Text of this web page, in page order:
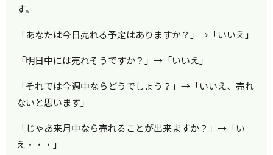
す。
「あなたは今日売れる予定はありますか？」→「いいえ」
「明日中には売れそうですか？」→「いいえ」
「それでは今週中ならどうでしょう？」→「いいえ、売れ
ないと思います」
「じゃあ来月中なら売れることが出来ますか？」→「い
え・・・」